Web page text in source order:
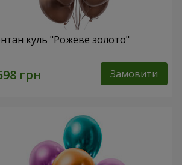
куль "Рожеве золото"
Замовити